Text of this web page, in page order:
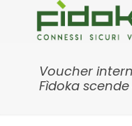
Voucher
Fìdoka